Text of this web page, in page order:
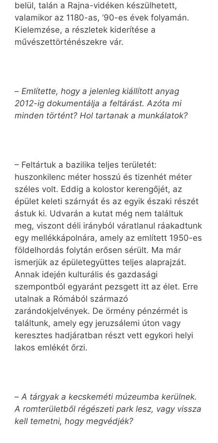
belül, talán a Rajna-vidéken készülhetett,
valamikor az 1180-as, ’90-es évek folyamán.
Kielemzése, a részletek kiderítése a
művészettörténészekre vár.
– Említette, hogy a jelenleg kiállított anyag
2012-ig dokumentálja a feltárást. Azóta mi
minden történt? Hol tartanak a munkálatok?
– Feltártuk a bazilika teljes területét:
huszonkilenc méter hosszú és tizenhét méter
széles volt. Eddig a kolostor kerengőjét, az
épület keleti szárnyát és az egyik északi részét
ástuk ki. Udvarán a kutat még nem találtuk
meg, viszont déli irányból váratlanul ráakadtunk
egy mellékkápolnára, amely az említett 1950-es
földelhordás folytán erősen sérült. Ma már
ismerjük az épületegyüttes teljes alaprajzát.
Annak idején kulturális és gazdasági
szempontból egyaránt pezsgett itt az élet. Erre
utalnak a Rómából származó
zarándokjelvények. De örmény pénzérmét is
találtunk, amely egy jeruzsálemi úton vagy
keresztes hadjáratban részt vett egykori helyi
lakos emlékét őrzi.
– A tárgyak a kecskeméti múzeumba kerülnek.
A romterületből régészeti park lesz, vagy vissza
kell temetni, hogy megvédjék?